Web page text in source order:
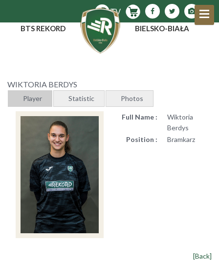
BTS REKORD BIELSKO-BIAŁA
WIKTORIA BERDYS
Player Statistic Photos
Full Name :
Wiktoria
Berdys
Position :
Bramkarz
[Back]